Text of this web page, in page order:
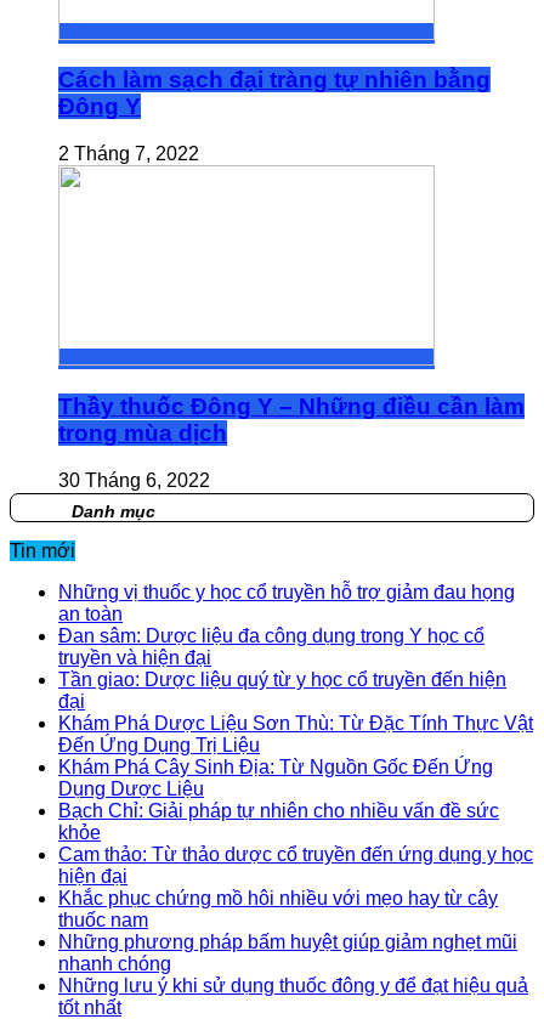
Cách làm sạch đại tràng tự nhiên bằng
Đông Y
2 Tháng 7, 2022
Thầy thuốc Đông Y – Những điều cần làm
trong mùa dịch
30 Tháng 6, 2022
Danh mục
Tin mới
Những vị thuốc y học cổ truyền hỗ trợ giảm đau họng
an toàn
Đan sâm: Dược liệu đa công dụng trong Y học cổ
truyền và hiện đại
Tần giao: Dược liệu quý từ y học cổ truyền đến hiện
đại
Khám Phá Dược Liệu Sơn Thù: Từ Đặc Tính Thực Vật
Đến Ứng Dụng Trị Liệu
Khám Phá Cây Sinh Địa: Từ Nguồn Gốc Đến Ứng
Dụng Dược Liệu
Bạch Chỉ: Giải pháp tự nhiên cho nhiều vấn đề sức
khỏe
Cam thảo: Từ thảo dược cổ truyền đến ứng dụng y học
hiện đại
Khắc phục chứng mồ hôi nhiều với mẹo hay từ cây
thuốc nam
Những phương pháp bấm huyệt giúp giảm nghẹt mũi
nhanh chóng
Những lưu ý khi sử dụng thuốc đông y để đạt hiệu quả
tốt nhất